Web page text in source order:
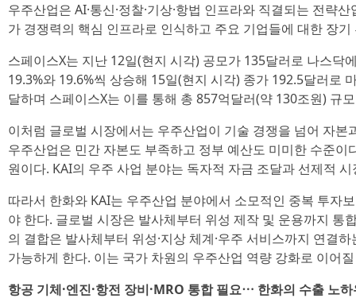
우주산업은 AI·통신·정찰·기상·항법 인프라와 직결되는 전략
가 경쟁력의 핵심 인프라로 인식하고 주요 기업들에 대한 장
스페이스X는 지난 12일(현지 시각) 공모가 135달러로 나스닥
19.3%와 19.6%씩 상승해 15일(현지 시각) 종가 192.5달러로
달하며 스페이스X는 이를 통해 총 857억달러(약 130조원) 규
이처럼 글로벌 시장에서는 우주산업이 기술 경쟁을 넘어 자
우주산업은 민간 자본도 부족하고 정부 예산도 미미한 수준
원이다. KAI의 우주 사업 분야는 독자적 자금 조달과 선제적
따라서 한화와 KAI는 우주산업 분야에서 소모적인 중복 투자
야 한다. 글로벌 시장은 발사체부터 위성 제작 및 운용까지 통
의 결합은 발사체부터 위성·지상 체계·우주 서비스까지 연결
가능하게 한다. 이는 국가 차원의 우주산업 역량 강화로 이어
항공 기체·엔진·항전 장비·MRO 통합 필요⋯ 한화의 수출 노